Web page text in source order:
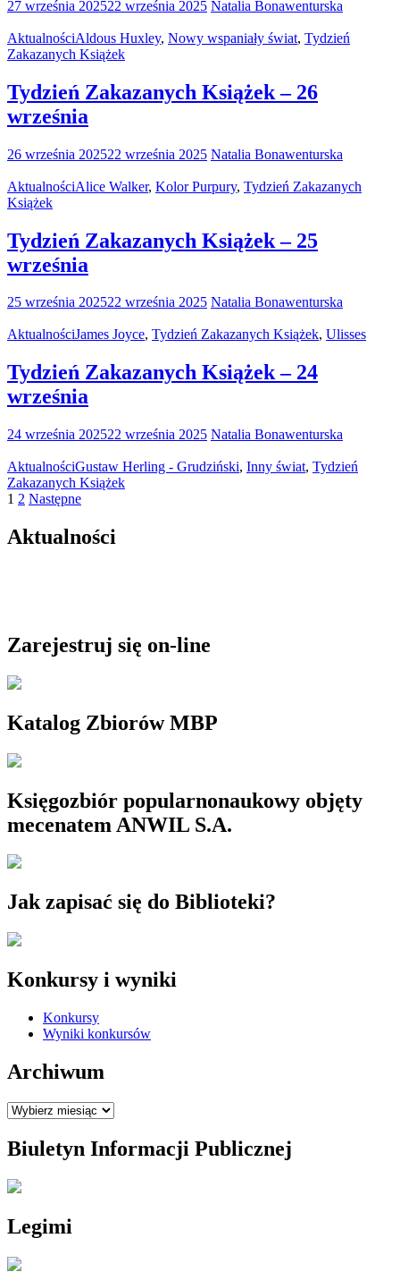
27 września 202522 września 2025 Natalia Bonawenturska
AktualnościAldous Huxley, Nowy wspaniały świat, Tydzień
Zakazanych Książek
Tydzień Zakazanych Książek – 26
września
26 września 202522 września 2025 Natalia Bonawenturska
AktualnościAlice Walker, Kolor Purpury, Tydzień Zakazanych
Książek
Tydzień Zakazanych Książek – 25
września
25 września 202522 września 2025 Natalia Bonawenturska
AktualnościJames Joyce, Tydzień Zakazanych Książek, Ulisses
Tydzień Zakazanych Książek – 24
września
24 września 202522 września 2025 Natalia Bonawenturska
AktualnościGustaw Herling - Grudziński, Inny świat, Tydzień
Zakazanych Książek
Stronicowanie
wpisów
1 2 Następne
Aktualności
Zarejestruj się on-line
Katalog Zbiorów MBP
Księgozbiór popularnonaukowy objęty
mecenatem ANWIL S.A.
Jak zapisać się do Biblioteki?
Konkursy i wyniki
Konkursy
Wyniki konkursów
Archiwum
Archiwum
Biuletyn Informacji Publicznej
Legimi